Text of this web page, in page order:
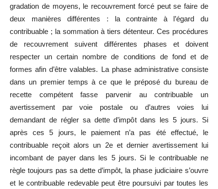
gradation de moyens, le recouvrement forcé peut se faire de
deux manières différentes : la contrainte à l’égard du
contribuable ; la sommation à tiers détenteur. Ces procédures
de recouvrement suivent différentes phases et doivent
respecter un certain nombre de conditions de fond et de
formes afin d’être valables. La phase administrative consiste
dans un premier temps à ce que le préposé du bureau de
recette compétent fasse parvenir au contribuable un
avertissement par voie postale ou d’autres voies lui
demandant de régler sa dette d’impôt dans les 5 jours. Si
après ces 5 jours, le paiement n’a pas été effectué, le
contribuable reçoit alors un 2e et dernier avertissement lui
incombant de payer dans les 5 jours. Si le contribuable ne
règle toujours pas sa dette d’impôt, la phase judiciaire s’ouvre
et le contribuable redevable peut être poursuivi par toutes les